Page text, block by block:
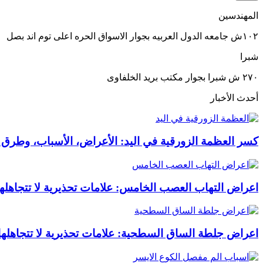
المهندسين
١٠٢ش جامعه الدول العربيه بجوار الاسواق الحره اعلى توم اند بصل
شبرا
٢٧٠ ش شبرا بجوار مكتب بريد الخلفاوى
أحدث الأخبار
كسر العظمة الزورقية في اليد: الأعراض، الأسباب، وطرق
اعراض التهاب العصب الخامس: علامات تحذيرية لا تتجاهلها
اعراض جلطة الساق السطحية: علامات تحذيرية لا تتجاهلها